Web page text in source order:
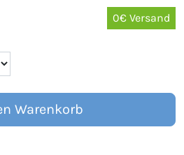
0€ Versand
Warenkorb